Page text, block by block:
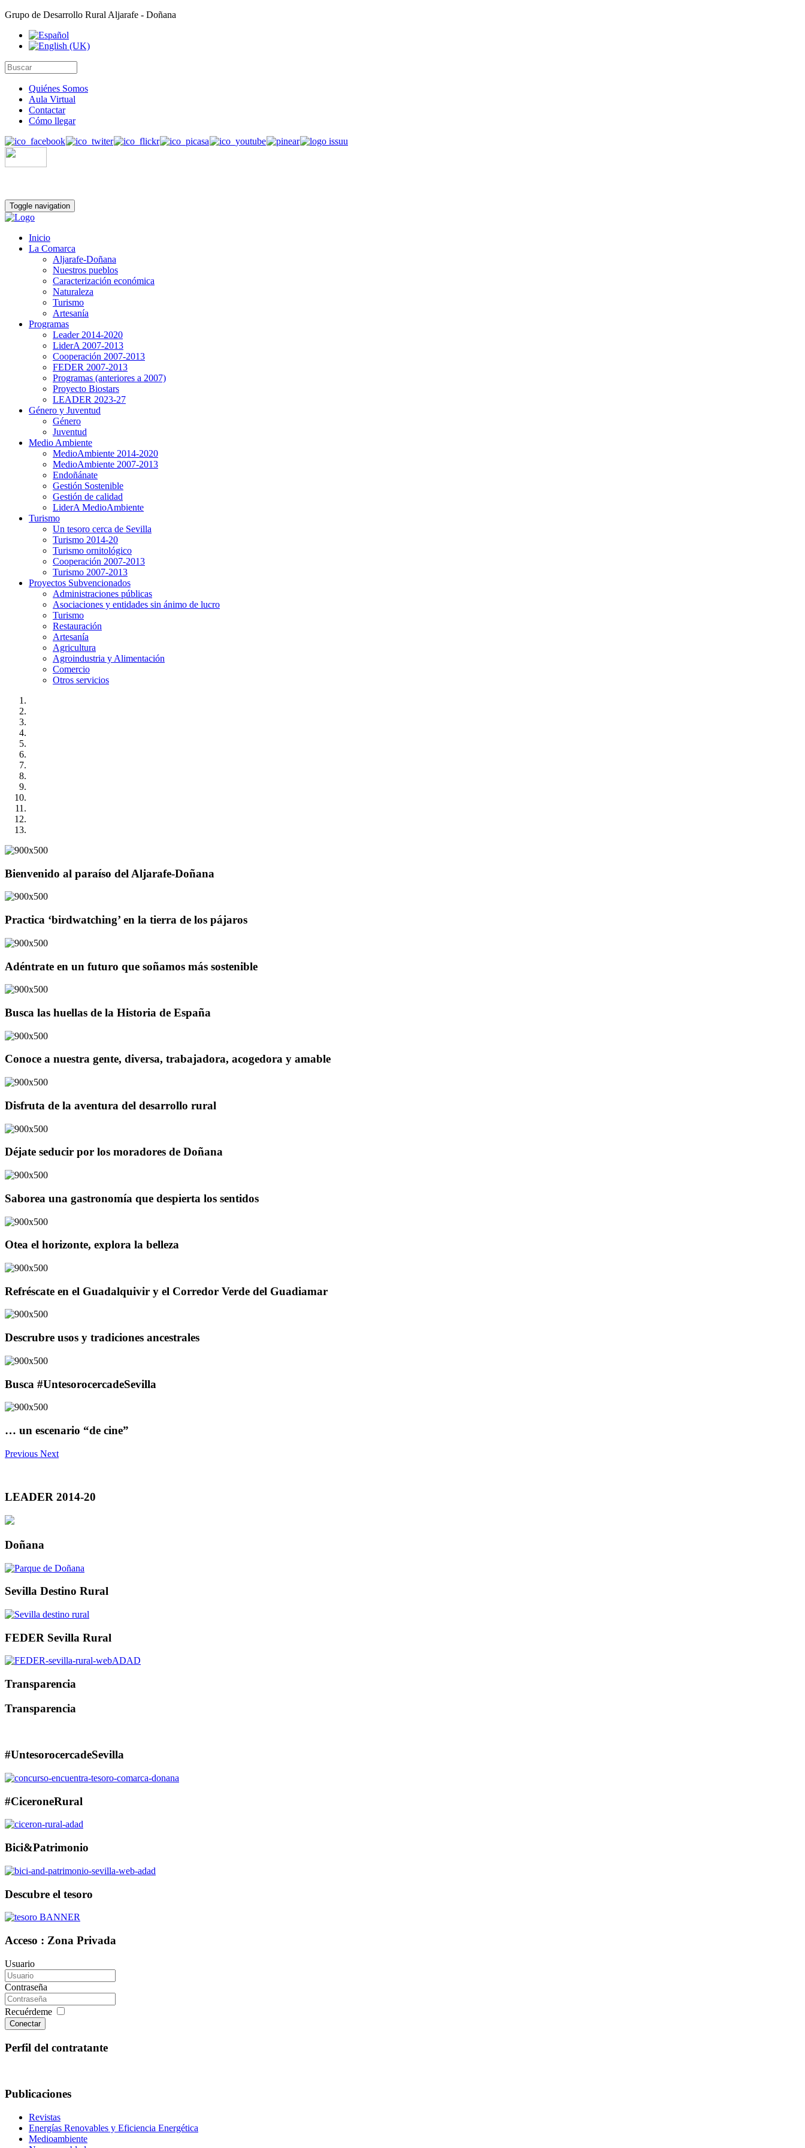
Grupo de Desarrollo Rural Aljarafe - Doñana
Quiénes Somos
Aula Virtual
Contactar
Cómo llegar
Toggle navigation
Inicio
La Comarca
Aljarafe-Doñana
Nuestros pueblos
Caracterización económica
Naturaleza
Turismo
Artesanía
Programas
Leader 2014-2020
LiderA 2007-2013
Cooperación 2007-2013
FEDER 2007-2013
Programas (anteriores a 2007)
Proyecto Biostars
LEADER 2023-27
Género y Juventud
Género
Juventud
Medio Ambiente
MedioAmbiente 2014-2020
MedioAmbiente 2007-2013
Endoñánate
Gestión Sostenible
Gestión de calidad
LiderA MedioAmbiente
Turismo
Un tesoro cerca de Sevilla
Turismo 2014-20
Turismo ornitológico
Cooperación 2007-2013
Turismo 2007-2013
Proyectos Subvencionados
Administraciones públicas
Asociaciones y entidades sin ánimo de lucro
Turismo
Restauración
Artesanía
Agricultura
Agroindustria y Alimentación
Comercio
Otros servicios
Bienvenido al paraíso del Aljarafe-Doñana
Practica ‘birdwatching’ en la tierra de los pájaros
Adéntrate en un futuro que soñamos más sostenible
Busca las huellas de la Historia de España
Conoce a nuestra gente, diversa, trabajadora, acogedora y amable
Disfruta de la aventura del desarrollo rural
Déjate seducir por los moradores de Doñana
Saborea una gastronomía que despierta los sentidos
Otea el horizonte, explora la belleza
Refréscate en el Guadalquivir y el Corredor Verde del Guadiamar
Descrubre usos y tradiciones ancestrales
Busca #UntesorocercadeSevilla
… un escenario “de cine”
Previous Next
LEADER 2014-20
Doñana
Sevilla Destino Rural
FEDER Sevilla Rural
Transparencia
Transparencia
#UntesorocercadeSevilla
#CiceroneRural
Bici&Patrimonio
Descubre el tesoro
Acceso : Zona Privada
Usuario
Contraseña
Recuérdeme
Conectar
Perfil del contratante
Publicaciones
Revistas
Energías Renovables y Eficiencia Energética
Medioambiente